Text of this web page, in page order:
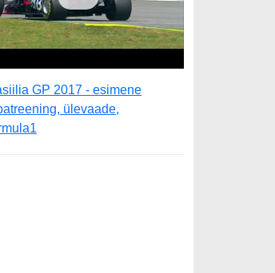
GP 2017 - esimene
ülevaade,